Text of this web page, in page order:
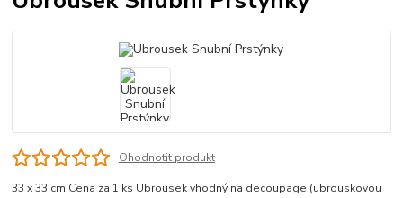
Ohodnotit produkt
33 x 33 cm Cena za 1 ks Ubrousek vhodný na decoupage (ubrouskovou